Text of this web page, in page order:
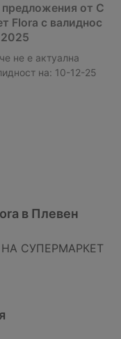
от С
Flora с валиднос
не е актуална
на: 10-12-25
в Плевен
СУПЕРМАРКЕТ